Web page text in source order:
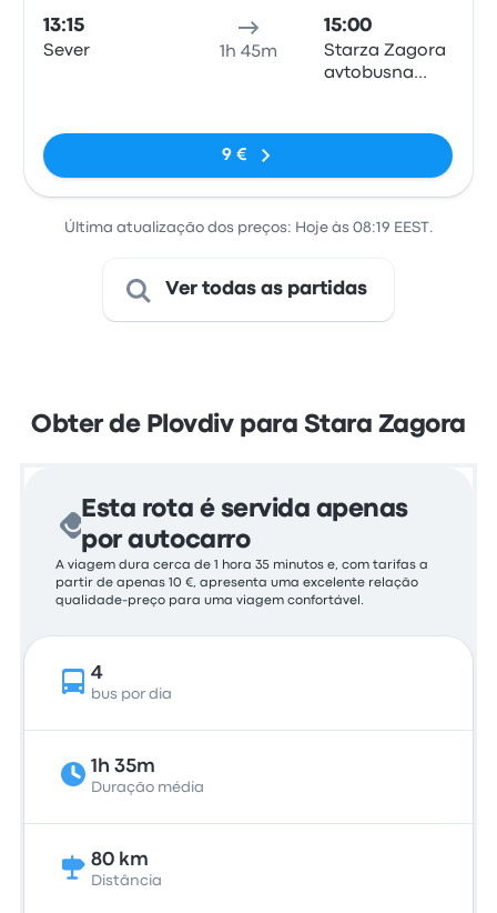
13:15
Sever 1h 45m
15:00
Starza Zagora
avtobusna
9 €
Última atualização dos preços: Hoje às 08:19 EEST.
Ver todas as partidas
Obter de Plovdiv para Stara Zagora
Esta rota é servida apenas
por autocarro
A viagem dura cerca de 1 hora 35 minutos e, com tarifas a
partir de apenas 10 €, apresenta uma excelente relação
qualidade-preço para uma viagem confortável.
4
bus por dia
1h 35m
Duração média
80 km
Distância